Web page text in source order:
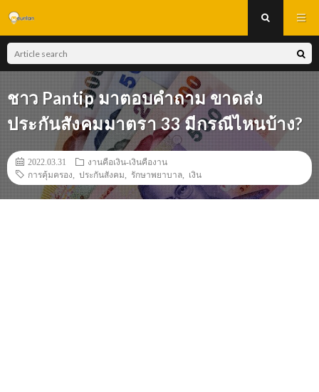
ชาว Pantip มาตอบคำถาม ขาดส่ง
ประกันสังคมมาตรา 33 มีกรณีไหนบ้าง?
2022.03.31
งานคือเงิน-เงินคืองาน
การคุ้มครอง
ประกันสังคม รักษาพยาบาล เงิน